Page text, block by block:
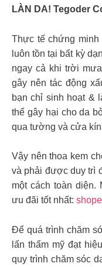
LÀN DA! Tegoder
Thực tế chứng
luôn tồn tại bất kỳ
ngay cả khi trời
gây nên tác động
bạn chỉ sinh hoạt &
thể gây hại cho da
qua tường và cửa
Vậy nên thoa kem
và phải được duy trì
một cách toàn diện.
ưu đãi tốt nhất:
Để quá trình chăm
lấn thẩm mỹ đạt
quy trình chăm sóc